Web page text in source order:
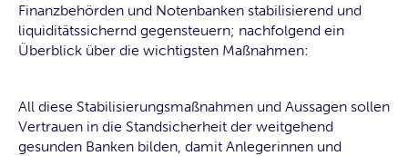
Finanzbehörden und Notenbanken stabilisierend und
liquiditätssichernd gegensteuern; nachfolgend ein
Überblick über die wichtigsten Maßnahmen:
All diese Stabilisierungsmaßnahmen und Aussagen sollen
Vertrauen in die Standsicherheit der weitgehend
gesunden Banken bilden, damit Anlegerinnen und